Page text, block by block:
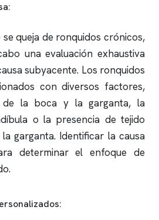
queja de ronquidos crónicos,
una evaluación exhaustiva
subyacente. Los ronquidos
con diversos factores,
de la boca y la garganta, la
o la presencia de tejido
garganta. Identificar la causa
determinar el enfoque de